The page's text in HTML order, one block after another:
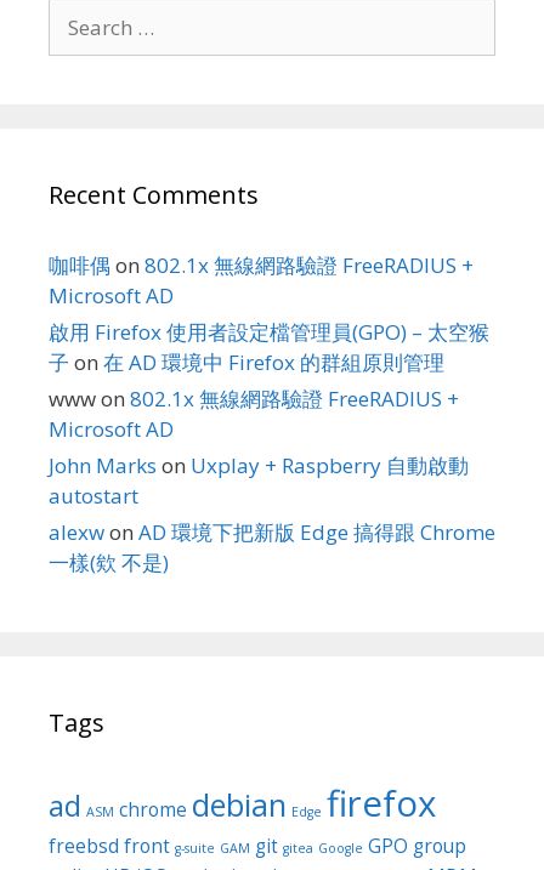
for:
Recent Comments
咖啡偶 on 802.1x 無線網路驗證 FreeRADIUS +
Microsoft AD
啟用 Firefox 使用者設定檔管理員(GPO) – 太空猴
子 on 在 AD 環境中 Firefox 的群組原則管理
wwwon 802.1x 無線網路驗證 FreeRADIUS +
Microsoft AD
John Marks on Uxplay + Raspberry 自動啟動
autostart
alexwon AD 環境下把新版 Edge 搞得跟 Chrome
一樣(欸 不是)
Tags
ad ASM chrome debian Edge firefox
freebsd front g-suite GAM git gitea Google GPO group